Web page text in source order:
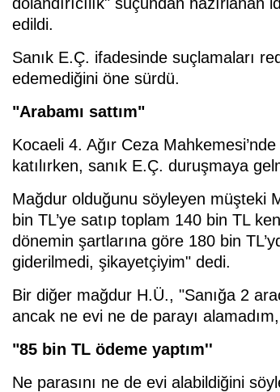
edildi.
Sanık E.Ç. ifadesinde suçlamaları
edemediğini öne sürdü.
"Arabamı sattım"
Kocaeli 4. Ağır Ceza
katılırken, sanık E.Ç. duruşmaya
Mağdur olduğunu söyleyen müşteki
bin TL’ye satıp toplam 140 bin TL
dönemin şartlarına göre 180 bin
giderilmedi, şikayetçiyim" dedi.
Bir diğer mağdur H.Ü., "Sanığa 2
ancak ne evi ne de parayı
"85 bin TL ödeme yaptım''
Ne parasını ne de evi alabildiğini